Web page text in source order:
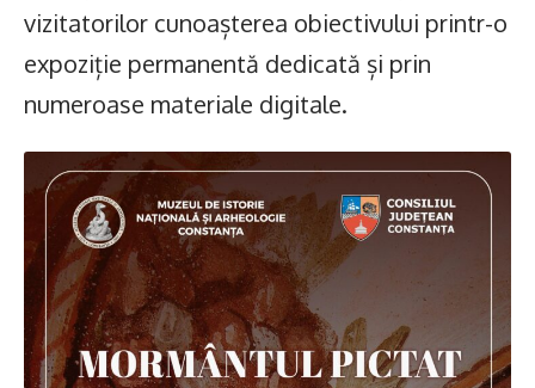
vizitatorilor cunoașterea obiectivului printr-o
expoziție permanentă dedicată și prin
numeroase materiale digitale.